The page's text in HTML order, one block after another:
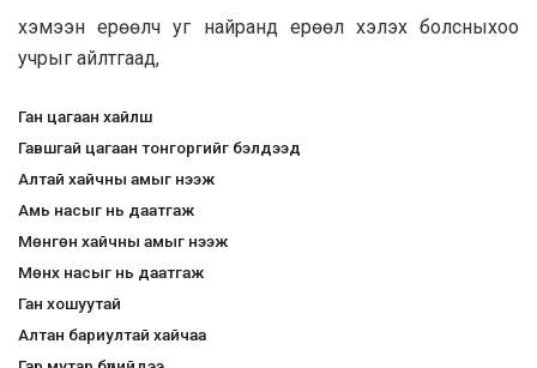
хэмээн ерөөлч уг найранд ерөөл хэлэх болсныхоо
учрыг айлтгаад,
Ган цагаан хайлш
Гавшгай цагаан тонгоргийг бэлдээд
Алтай хайчны амыг нээж
Амь насыг нь даатгаж
Мөнгөн хайчны амыг нээж
Мөнх насыг нь даатгаж
Ган хошуутай
Алтан бариултай хайчаа